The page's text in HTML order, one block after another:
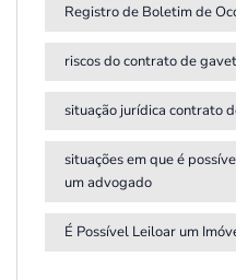
Registro de Boletim de
riscos do contrato de
situação jurídica contrato
situações em que é
um advogado
É Possível Leiloar um